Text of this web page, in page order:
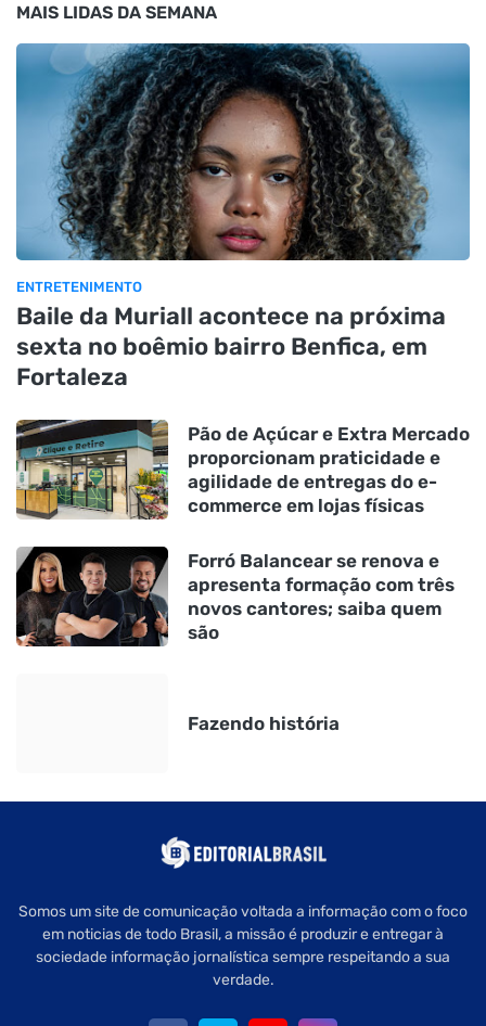
MAIS LIDAS DA SEMANA
ENTRETENIMENTO
Baile da Muriall acontece na próxima
sexta no boêmio bairro Benfica, em
Fortaleza
Pão de Açúcar e Extra Mercado
proporcionam praticidade e
agilidade de entregas do e-
commerce em lojas físicas
Forró Balancear se renova e
apresenta formação com três
novos cantores; saiba quem
são
Fazendo história
Somos um site de comunicação voltada a informação com o foco
em noticias de todo Brasil, a missão é produzir e entregar à
sociedade informação jornalística sempre respeitando a sua
verdade.